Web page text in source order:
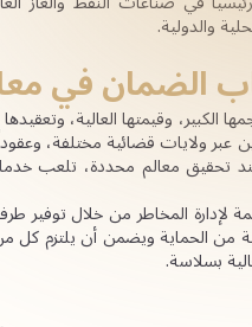
والدولية.
في
بسلاسة.